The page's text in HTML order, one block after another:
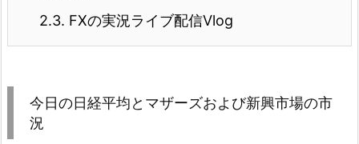
2.3. FXの実況ライブ配信Vlog
今日の日経平均とマザーズおよび新興市場の市
況